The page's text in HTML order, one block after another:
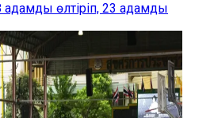
өлтіріп, 23 адамды